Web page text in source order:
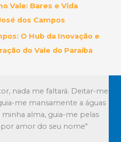
Vale: Bares e Vida
dos Campos
O Hub da Inovação e
do Vale do Paraíba
nada me faltará. Deitar-me
me mansamente a águas
minha alma, guia-me pelas
por amor do seu nome"